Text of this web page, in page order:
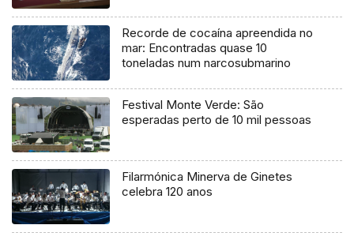
Recorde de cocaína apreendida no
mar: Encontradas quase 10
toneladas num narcosubmarino
Festival Monte Verde: São
esperadas perto de 10 mil pessoas
Filarmónica Minerva de Ginetes
celebra 120 anos